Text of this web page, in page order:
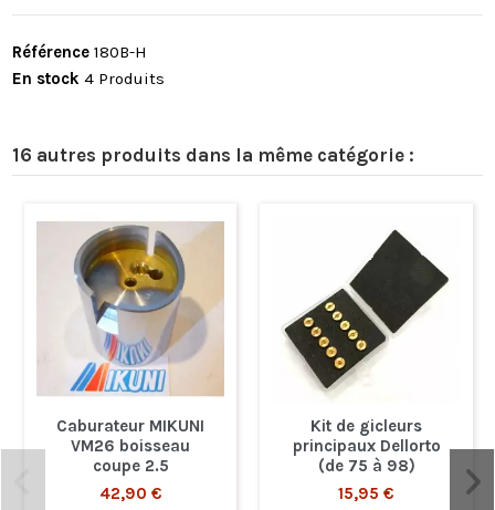
Référence 180B-H
En stock 4 Produits
16 autres produits dans la même catégorie :
Caburateur MIKUNI
VM26 boisseau
coupe 2.5
42,90 €
Kit de gicleurs
principaux Dellorto
(de 75 à 98)
15,95 €